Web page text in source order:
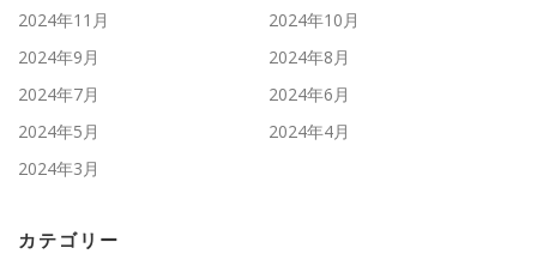
2024年11月
2024年10月
2024年9月
2024年8月
2024年7月
2024年6月
2024年5月
2024年4月
2024年3月
カテゴリー